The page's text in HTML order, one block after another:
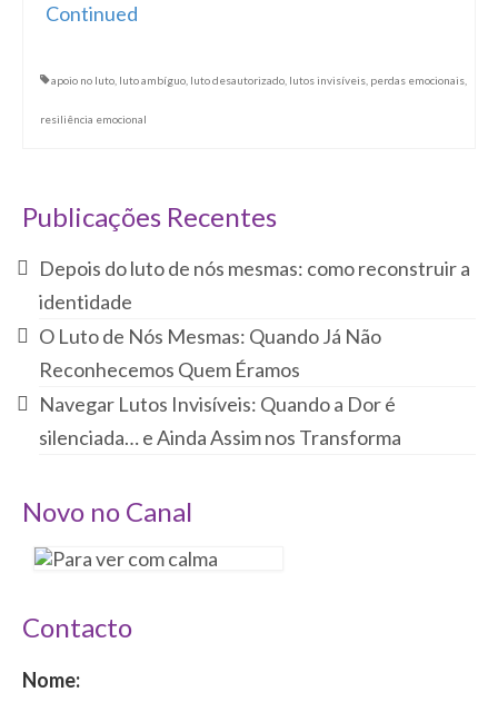
Continued
apoio no luto luto ambíguo luto desautorizado lutos invisíveis perdas emocionais
resiliência emocional
Publicações Recentes
Depois do luto de nós mesmas: como reconstruir a
identidade
O Luto de Nós Mesmas: Quando Já Não
Reconhecemos Quem Éramos
Navegar Lutos Invisíveis: Quando a Dor é
silenciada… e Ainda Assim nos Transforma
Novo no Canal
Contacto
Nome: